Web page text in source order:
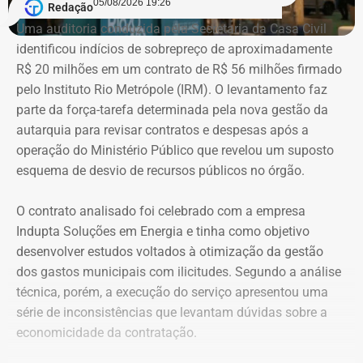
valores históricos de aquisição dos bens, e não
necessariamente seus preços de mercado.
O crescimento patrimonial, por si só, não indica a
existência de irregularidades.
Declaração de bens de Vinícius Cozzolino em 2026 — Foto:
Reprodução/Divulgacand
Redação05/08/2026 19:26
Uma auditoria conduzida pela Secretaria da Casa Civil
identificou indícios de sobrepreço de aproximadamente
R$ 20 milhões em um contrato de R$ 56 milhões firmado
pelo Instituto Rio Metrópole (IRM). O levantamento faz
parte da força-tarefa determinada pela nova gestão da
autarquia para revisar contratos e despesas após a
operação do Ministério Público que revelou um suposto
esquema de desvio de recursos públicos no órgão.
O contrato analisado foi celebrado com a empresa
Indupta Soluções em Energia e tinha como objetivo
desenvolver estudos voltados à otimização da gestão
dos gastos municipais com ilicitudes. Segundo a análise
técnica, porém, a execução do serviço apresentou uma
série de inconsistências que levantam dúvidas sobre a
economicidade da contratação.